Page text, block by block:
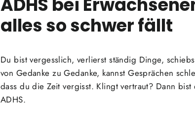
alles so schwer fällt
Du bist vergesslich, verlierst ständig Dinge,
von Gedanke zu Gedanke, kannst Gesprächen
dass du die Zeit vergisst. Klingt vertraut? Dann
ADHS.